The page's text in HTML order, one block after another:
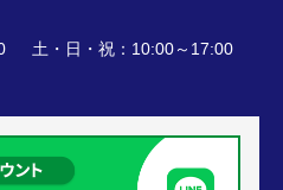
土・日・祝：10:00～17:00